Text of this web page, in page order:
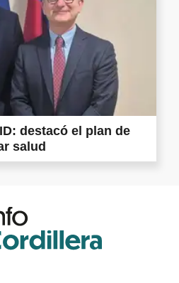
destacó el plan de
salud